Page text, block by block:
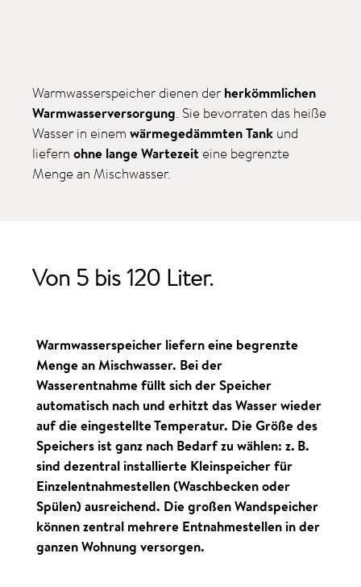
Warmwasserspeicher dienen der herkömmlichen
Warmwasserversorgung. Sie bevorraten das heiße
Wasser in einemwärmegedämmten Tank und
liefernohne lange Wartezeit eine begrenzte
Menge an Mischwasser.
Von 5 bis 120 Liter.
Warmwasserspeicher liefern eine begrenzte
Menge an Mischwasser. Bei der
Wasserentnahme füllt sich der Speicher
automatisch nach und erhitzt das Wasser wieder
auf die eingestellte Temperatur. Die Größe des
Speichers ist ganz nach Bedarf zu wählen: z. B.
sind dezentral installierte Klein­speicher für
Einzelentnahmestellen (Waschbecken oder
Spülen) aus­reichend. Die großen Wandspeicher
können zentral mehrere Entnahmestellen in der
ganzen Wohnung versorgen.